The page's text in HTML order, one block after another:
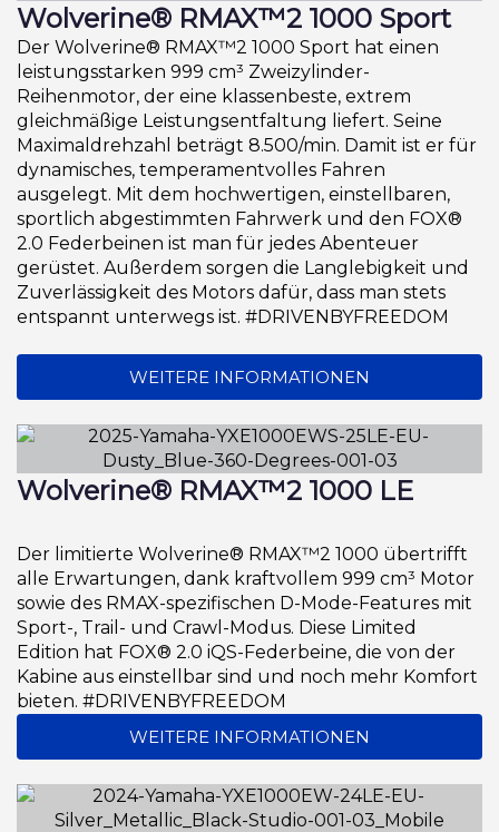
Wolverine® RMAX™2 1000 Sport
Der Wolverine® RMAX™2 1000 Sport hat einen
leistungsstarken 999 cm³ Zweizylinder-
Reihenmotor, der eine klassenbeste, extrem
gleichmäßige Leistungsentfaltung liefert. Seine
Maximaldrehzahl beträgt 8.500/min. Damit ist er für
dynamisches, temperamentvolles Fahren
ausgelegt. Mit dem hochwertigen, einstellbaren,
sportlich abgestimmten Fahrwerk und den FOX®
2.0 Federbeinen ist man für jedes Abenteuer
gerüstet. Außerdem sorgen die Langlebigkeit und
Zuverlässigkeit des Motors dafür, dass man stets
entspannt unterwegs ist. #DRIVENBYFREEDOM
WEITERE INFORMATIONEN
Wolverine® RMAX™2 1000 LE
Der limitierte Wolverine® RMAX™2 1000 übertrifft
alle Erwartungen, dank kraftvollem 999 cm³ Motor
sowie des RMAX-spezifischen D-Mode-Features mit
Sport-, Trail- und Crawl-Modus. Diese Limited
Edition hat FOX® 2.0 iQS-Federbeine, die von der
Kabine aus einstellbar sind und noch mehr Komfort
bieten. #DRIVENBYFREEDOM
WEITERE INFORMATIONEN